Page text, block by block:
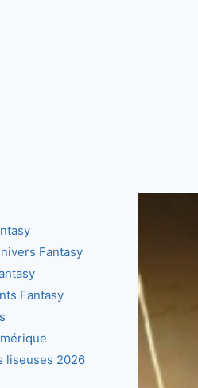
Fantasy
Fantasy
liseuses 2026